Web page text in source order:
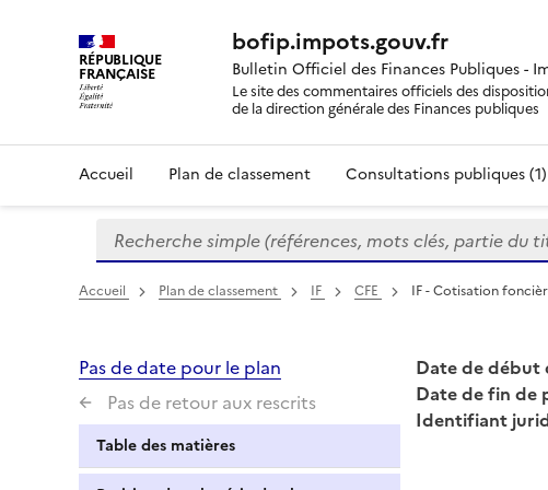
RÉPUBLIQUE
FRANÇAISE
bofip.impots.gouv.fr
Bulletin Officiel des Finances Publiques -
Le site des commentaires officiels des
de la direction générale des Finances publiques
Accueil Plan de classement Consultations publiques (1)
Formulaire
de
recherche
Recherche simple (références, mots clés, partie du
Accueil Plan de classement IF CFE IF - Cotisation
Pas de date pour le plan
Pas de retour aux rescrits
Table des matières
Date de début
Date de fin de
Identifiant